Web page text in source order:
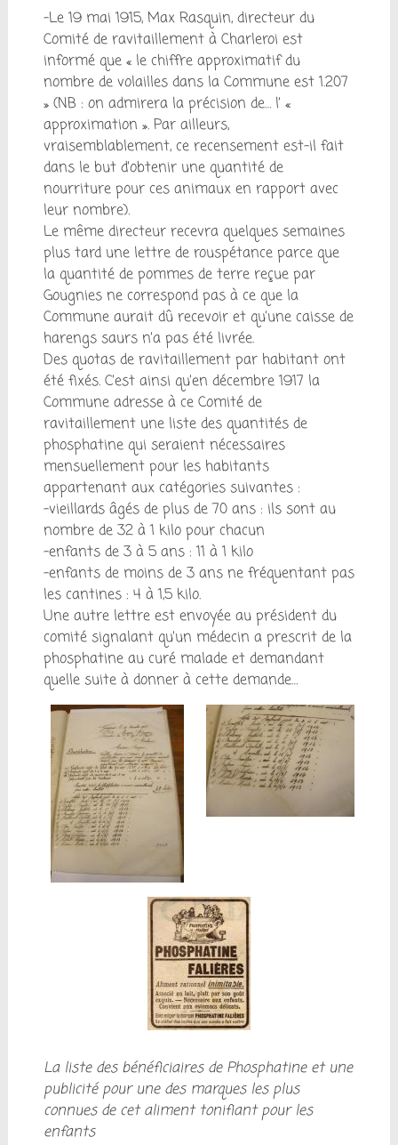
-Le 19 mai 1915, Max Rasquin, directeur du
Comité de ravitaillement à Charleroi est
informé que « le chiffre approximatif du
nombre de volailles dans la Commune est 1.207
» (NB : on admirera la précision de… l’ «
approximation ». Par ailleurs,
vraisemblablement, ce recensement est-il fait
dans le but d’obtenir une quantité de
nourriture pour ces animaux en rapport avec
leur nombre).
Le même directeur recevra quelques semaines
plus tard une lettre de rouspétance parce que
la quantité de pommes de terre reçue par
Gougnies ne correspond pas à ce que la
Commune aurait dû recevoir et qu’une caisse de
harengs saurs n’a pas été livrée.
Des quotas de ravitaillement par habitant ont
été fixés. C’est ainsi qu’en décembre 1917 la
Commune adresse à ce Comité de
ravitaillement une liste des quantités de
phosphatine qui seraient nécessaires
mensuellement pour les habitants
appartenant aux catégories suivantes :
-vieillards âgés de plus de 70 ans : ils sont au
nombre de 32 à 1 kilo pour chacun
-enfants de 3 à 5 ans : 11 à 1 kilo
-enfants de moins de 3 ans ne fréquentant pas
les cantines : 4 à 1,5 kilo.
Une autre lettre est envoyée au président du
comité signalant qu’un médecin a prescrit de la
phosphatine au curé malade et demandant
quelle suite à donner à cette demande…
La liste des bénéficiaires de Phosphatine et une
publicité pour une des marques les plus
connues de cet aliment tonifiant pour les
enfants